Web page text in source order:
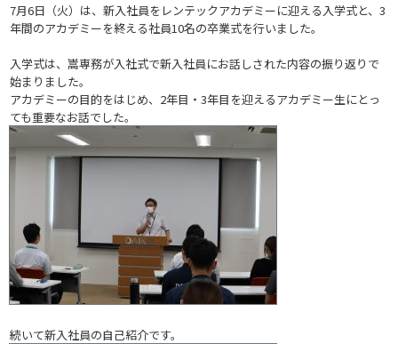
7月6日（火）は、新入社員をレンテックアカデミーに迎える入学式と、3
年間のアカデミーを終える社員10名の卒業式を行いました。
入学式は、嵩専務が入社式で新入社員にお話しされた内容の振り返りで
始まりました。
アカデミーの目的をはじめ、2年目・3年目を迎えるアカデミー生にとっ
ても重要なお話でした。
続いて新入社員の自己紹介です。